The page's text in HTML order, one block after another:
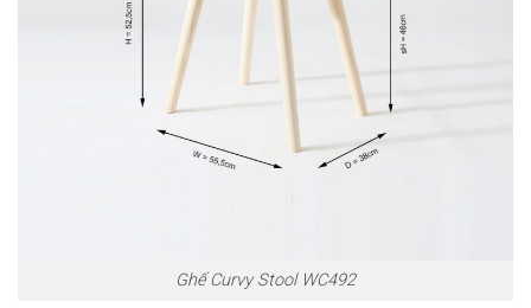
Ghế Curvy Stool WC492